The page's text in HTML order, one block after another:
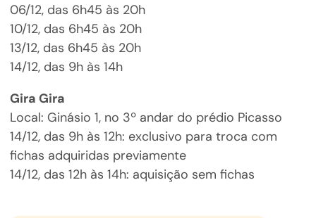
06/12, das 6h45 às 20h
10/12, das 6h45 às 20h
13/12, das 6h45 às 20h
14/12, das 9h às 14h
Gira Gira
Local: Ginásio 1, no 3º andar do prédio Picasso
14/12, das 9h às 12h: exclusivo para troca com
fichas adquiridas previamente
14/12, das 12h às 14h: aquisição sem fichas